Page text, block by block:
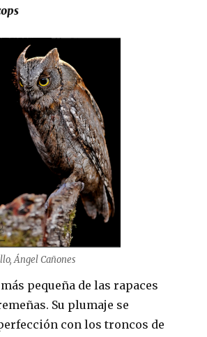
Ángel Cañones
pequeña de las rapaces
Su plumaje se
con los troncos de